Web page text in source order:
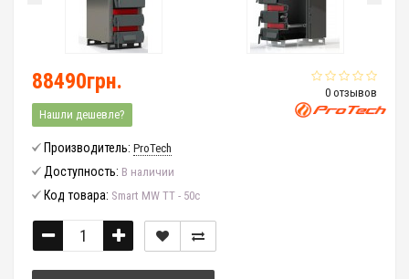
0 отзывов
88490грн.
Нашли дешевле?
Производитель: ProTech
Доступность: В наличии
Код товара: Smart MW ТТ - 50с